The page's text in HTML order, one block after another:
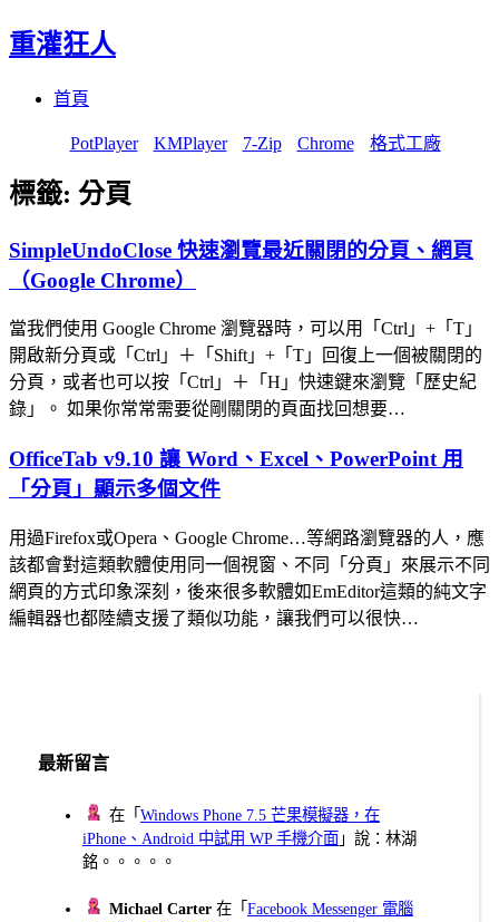
重灌狂人
首頁
PotPlayer KMPlayer 7-Zip Chrome 格式工廠
標籤: 分頁
SimpleUndoClose 快速瀏覽最近關閉的分頁、網頁
（Google Chrome）
當我們使用 Google Chrome 瀏覽器時，可以用「Ctrl」+「T」
開啟新分頁或「Ctrl」＋「Shift」+「T」回復上一個被關閉的
分頁，或者也可以按「Ctrl」＋「H」快速鍵來瀏覽「歷史紀
錄」。 如果你常常需要從剛關閉的頁面找回想要…
OfficeTab v9.10 讓 Word、Excel、PowerPoint 用
「分頁」顯示多個文件
用過Firefox或Opera、Google Chrome…等網路瀏覽器的人，應
該都會對這類軟體使用同一個視窗、不同「分頁」來展示不同
網頁的方式印象深刻，後來很多軟體如EmEditor這類的純文字
編輯器也都陸續支援了類似功能，讓我們可以很快…
最新留言
在「Windows Phone 7.5 芒果模擬器，在
iPhone、Android 中試用 WP 手機介面 」說：林湖
銘。。。。。
Michael Carter 在「Facebook Messenger 電腦